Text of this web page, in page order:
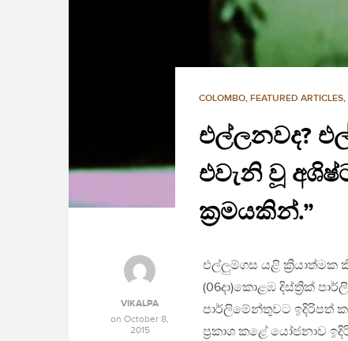
COLOMBO, FEATURED ARTICLES,
එල්ලනවද?
එවැනි වූ
ක්‍රමයකින්.”
VIKALPA
on October 8,
2015
එල්ලුම්ගස යළි
(06දා)කොළඹ දිස්‌ත්‍රික්‌
පාර්ලිමේන්තුවට ඉදිරිපත්
ප්‍ර‍කාශ කළේ යෝජනාව